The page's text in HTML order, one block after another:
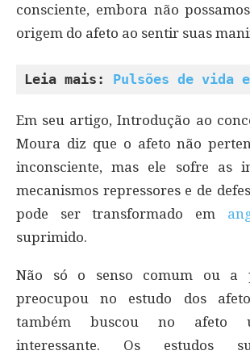
consciente, embora não
origem do afeto ao sentir suas
Leia mais: Pulsões de vida
Em seu artigo, Introdução ao
Moura diz que o afeto não
inconsciente, mas ele sofre as
mecanismos repressores e de
pode ser transformado em
suprimido.
Não só o senso comum ou a
preocupou no estudo dos
também buscou no afeto
interessante. Os estudos